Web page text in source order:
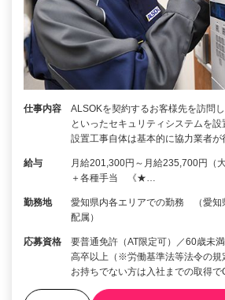
仕事内容
ALSOKを契約するお客様先を訪問
といったセキュリティシステムを設
設置工事自体は基本的に協力業者が
給与
月給201,300円～月給235,700円（
＋各種手当 《★…
勤務地
愛知県内各エリアでの勤務 （愛知
配属）
応募資格
要普通免許（AT限定可）／60歳未
高卒以上（※労働基準法等法令の
お持ちでない方は入社までの取得で